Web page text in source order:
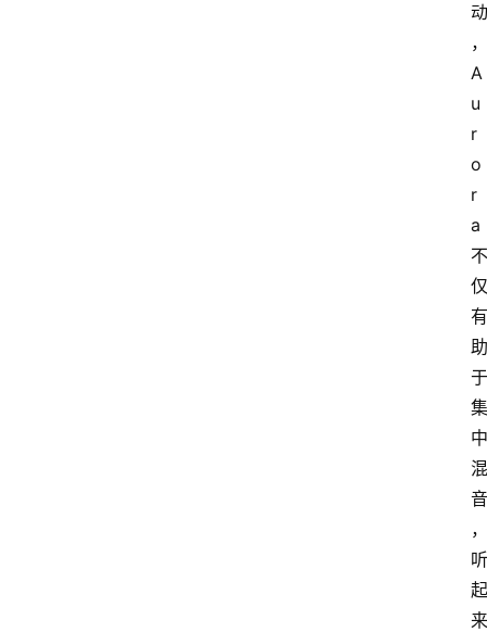
动
，
A
u
r
o
r
a
不
仅
有
助
于
集
中
混
音
，
听
起
来